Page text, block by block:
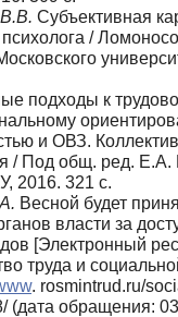
Субъективная
/
подходы к
и ОВЗ.
/ Под общ. ред. Е.А.
2016. 321 с.
Весной будет
власти за
[Электронный
труда и
. rosmintrud.ru/
(дата обращения: